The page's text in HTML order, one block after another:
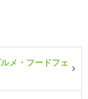
メ・フードフェ